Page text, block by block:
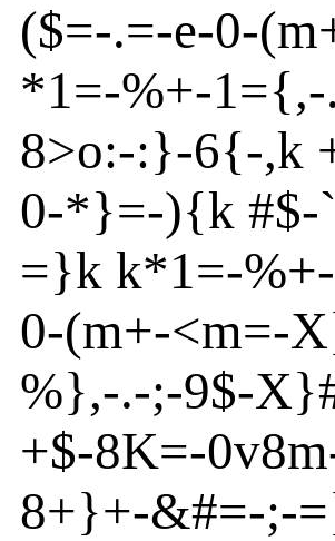
($=-.=-e-0-(m
*1=-%+-1={,-.
8>o:-:}-6{-,k
0-*}=-){k #$-
=}k k*1=-%+-
0-(m+-<m=-
%},-.-;-9$-X}
+$-8K=-0v8m
8+}+-&#=-;-